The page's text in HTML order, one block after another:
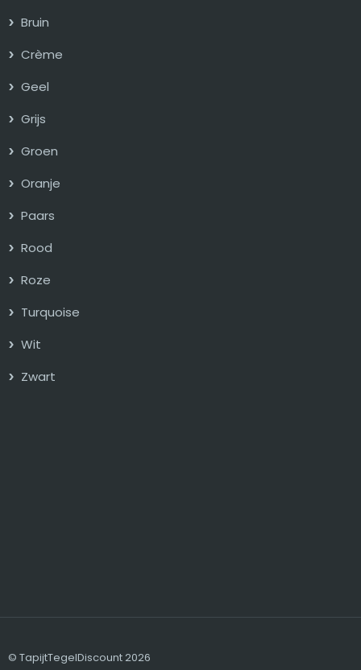
Bruin
Crème
Geel
Grijs
Groen
Oranje
Paars
Rood
Roze
Turquoise
Wit
Zwart
© TapijtTegelDiscount 2026